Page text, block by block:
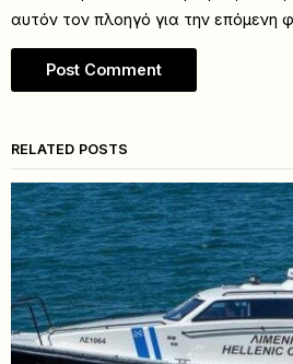
αυτόν τον πλοηγό για την επόμενη
RELATED POSTS